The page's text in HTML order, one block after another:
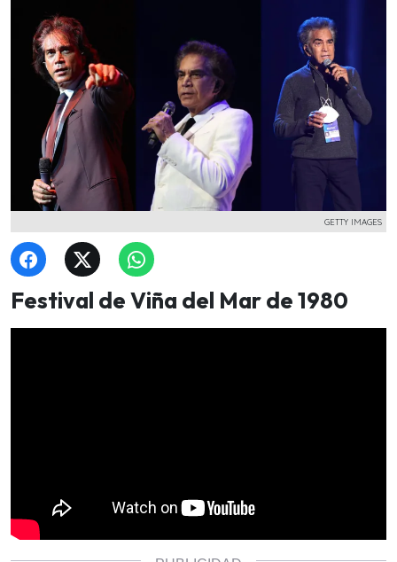
GETTY IMAGES
Festival de Viña del Mar de 1980